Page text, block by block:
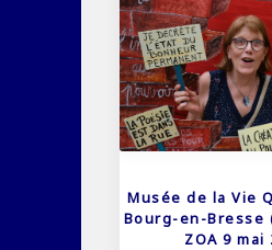
Musée de la Vie
Bourg-en-Bresse
ZOA 9 mai